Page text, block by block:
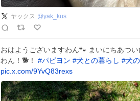
ヤックス @yak_kus
おはようございますわん🐾 まいにちあつ
わん！🐕️！ #パピヨン #犬との暮らし #犬
pic.x.com/9YvQ83rexs